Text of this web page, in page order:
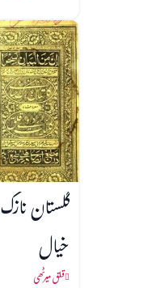
گلستان نازک
خیال
قلق میرٹھی